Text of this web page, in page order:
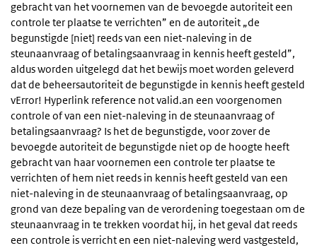
gebracht van het voornemen van de bevoegde autoriteit een
controle ter plaatse te verrichten” en de autoriteit „de
begunstigde [niet] reeds van een niet-naleving in de
steunaanvraag of betalingsaanvraag in kennis heeft gesteld”,
aldus worden uitgelegd dat het bewijs moet worden geleverd
dat de beheersautoriteit de begunstigde in kennis heeft gesteld
vError! Hyperlink reference not valid.an een voorgenomen
controle of van een niet-naleving in de steunaanvraag of
betalingsaanvraag? Is het de begunstigde, voor zover de
bevoegde autoriteit de begunstigde niet op de hoogte heeft
gebracht van haar voornemen een controle ter plaatse te
verrichten of hem niet reeds in kennis heeft gesteld van een
niet-naleving in de steunaanvraag of betalingsaanvraag, op
grond van deze bepaling van de verordening toegestaan om de
steunaanvraag in te trekken voordat hij, in het geval dat reeds
een controle is verricht en een niet-naleving werd vastgesteld,